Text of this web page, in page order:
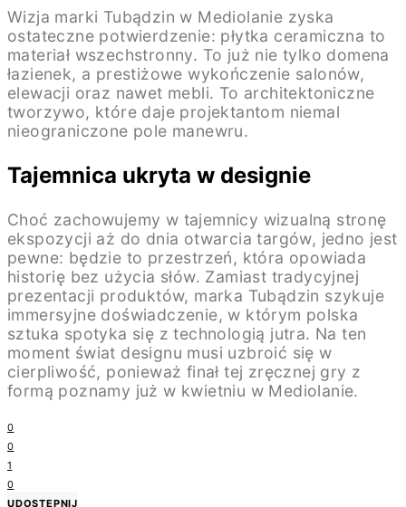
Wizja marki Tubądzin w Mediolanie zyska
ostateczne potwierdzenie: płytka ceramiczna to
materiał wszechstronny. To już nie tylko domena
łazienek, a prestiżowe wykończenie salonów,
elewacji oraz nawet mebli. To architektoniczne
tworzywo, które daje projektantom niemal
nieograniczone pole manewru.
Tajemnica ukryta w designie
Choć zachowujemy w tajemnicy wizualną stronę
ekspozycji aż do dnia otwarcia targów, jedno jest
pewne: będzie to przestrzeń, która opowiada
historię bez użycia słów. Zamiast tradycyjnej
prezentacji produktów, marka Tubądzin szykuje
immersyjne doświadczenie, w którym polska
sztuka spotyka się z technologią jutra. Na ten
moment świat designu musi uzbroić się w
cierpliwość, ponieważ finał tej zręcznej gry z
formą poznamy już w kwietniu w Mediolanie.
0
0
1
0
UDOSTĘPNIJ